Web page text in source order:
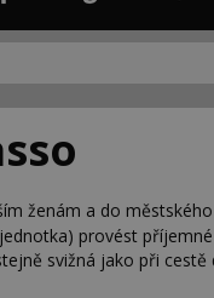
ženám a do
provést
svižná jako při cestě